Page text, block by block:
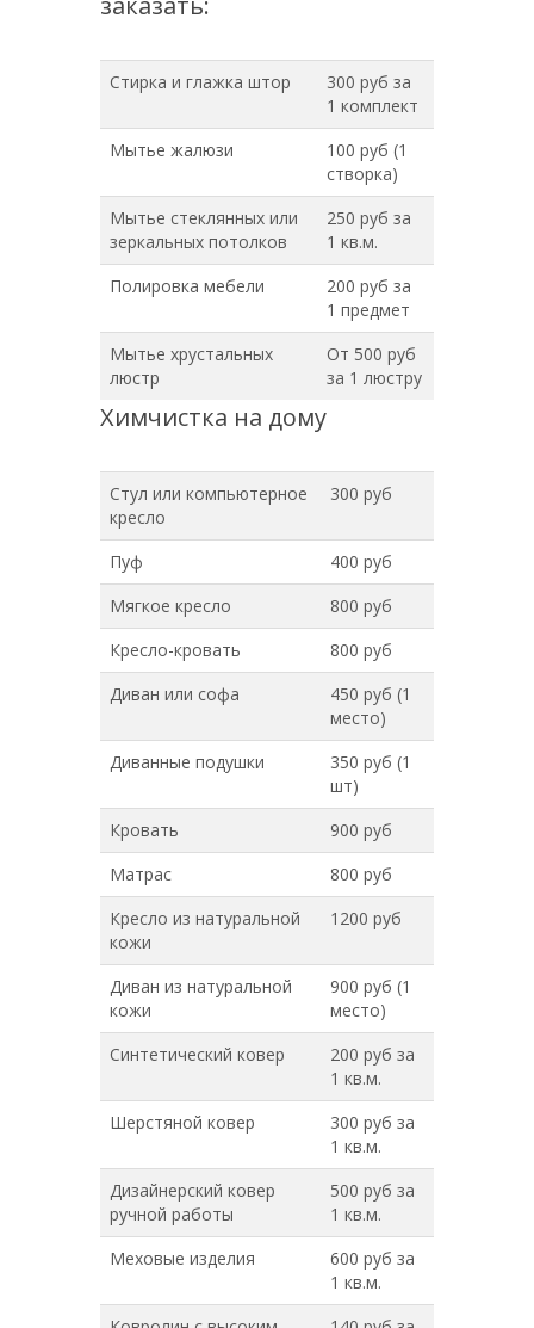
Стирка и глажка штор
300 руб за
1 комплект
Мытье жалюзи
100 руб (1
створка)
Мытье стеклянных или
зеркальных потолков
250 руб за
1 кв.м.
Полировка мебели
200 руб за
1 предмет
Мытье хрустальных
люстр
От 500 руб
за 1 люстру
Химчистка на дому
Стул или компьютерное
кресло
300 руб
Пуф
400 руб
Мягкое кресло
800 руб
Кресло-кровать
800 руб
Диван или софа
450 руб (1
место)
Диванные подушки
350 руб (1
шт)
Кровать
900 руб
Матрас
800 руб
Кресло из натуральной
кожи
1200 руб
Диван из натуральной
кожи
900 руб (1
место)
Синтетический ковер
200 руб за
1 кв.м.
Шерстяной ковер
300 руб за
1 кв.м.
Дизайнерский ковер
ручной работы
500 руб за
1 кв.м.
Меховые изделия
600 руб за
1 кв.м.